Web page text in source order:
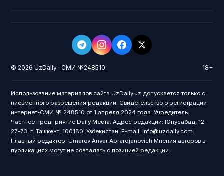
© 2026 UzDaily · СМИ №248510 18+
Использование материалов сайта UzDaily.uz допускается только с
письменного разрешения редакции. Свидетельство о регистрации
интернет-СМИ № 248510 от 1 апреля 2024 года. Учредитель:
Частное предприятие Daily Media. Адрес редакции: Юнусабад, 12-
27-73, г. Ташкент, 100180, Узбекистан. E-mail: info@uzdaily.com.
Главный редактор: Umarov Anvar Abrardjanovich Мнения авторов в
публикациях могут не совпадать с позицией редакции.